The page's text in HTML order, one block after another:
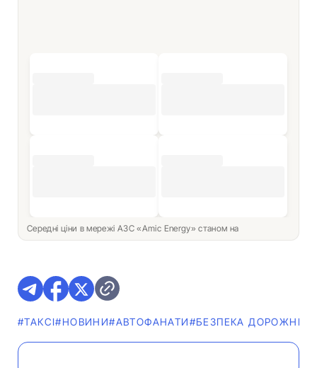
Середні ціни в мережі АЗС «Amic Energy» станом на
#ТАКСІ#НОВИНИ#АВТОФАНАТИ#БЕЗПЕКА